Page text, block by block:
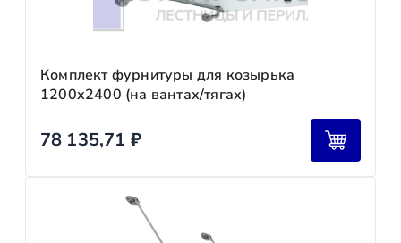
Комплект фурнитуры для козырька
1200х2400 (на вантах/тягах)
78 135,71 ₽